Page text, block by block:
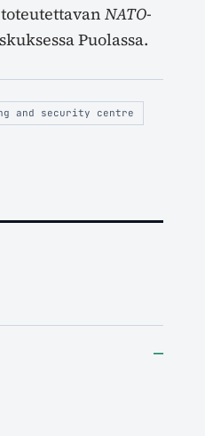
NATO-
Puolassa.
and security centre
–